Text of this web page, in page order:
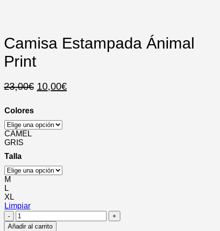
Camisa Estampada Ánimal
Print
23,00€ El
era:
23,00€.
10,00€El
Colores
CAMEL
GRIS
Talla
M
L
XL
Limpiar
Camisa
Estampada
Añadir al carrito